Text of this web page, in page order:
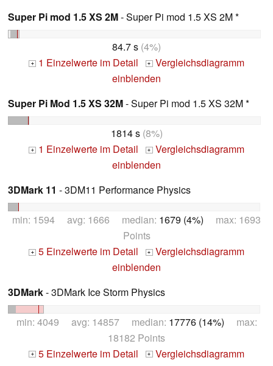
Super Pi mod 1.5 XS 2M- Super Pi mod 1.5 XS 2M *
84.7 s (4%)
+ 1 Einzelwerte im Detail + Vergleichsdiagramm
einblenden
Super Pi Mod 1.5 XS 32M- Super Pi mod 1.5 XS 32M *
1814 s(8%)
+ 1 Einzelwerte im Detail + Vergleichsdiagramm
einblenden
3DMark 11 - 3DM11 Performance Physics
min: 1594 avg: 1666 median: 1679 (4%) max: 1693
Points
+ 5 Einzelwerte im Detail + Vergleichsdiagramm
einblenden
3DMark- 3DMark Ice Storm Physics
min: 4049 avg: 14857 median: 17776 (14%) max:
18182 Points
+ 5 Einzelwerte im Detail + Vergleichsdiagramm